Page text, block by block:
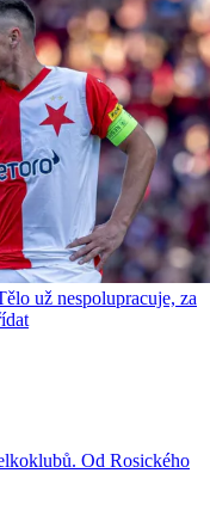
už nespolupracuje, za
Od Rosického